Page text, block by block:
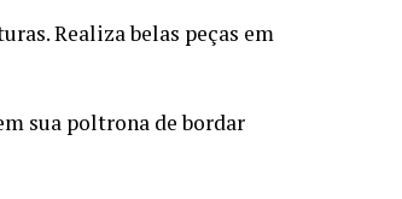
Realiza belas peças em
sua poltrona de bordar